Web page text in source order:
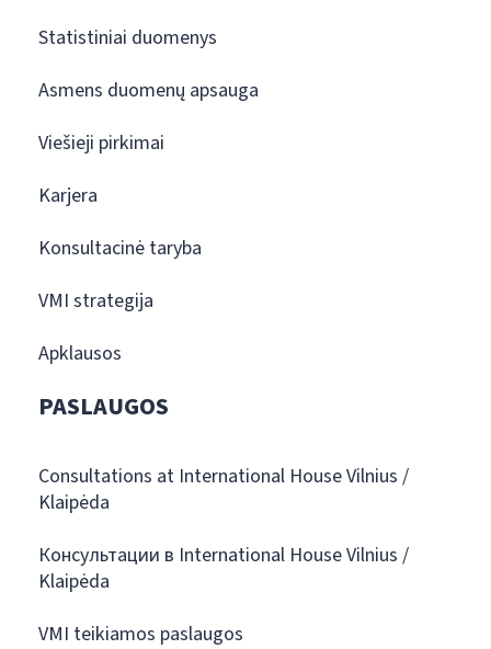
Statistiniai duomenys
Asmens duomenų apsauga
Viešieji pirkimai
Karjera
Konsultacinė taryba
VMI strategija
Apklausos
PASLAUGOS
Consultations at International House Vilnius /
Klaipėda
Консультации в International House Vilnius /
Klaipėda
VMI teikiamos paslaugos